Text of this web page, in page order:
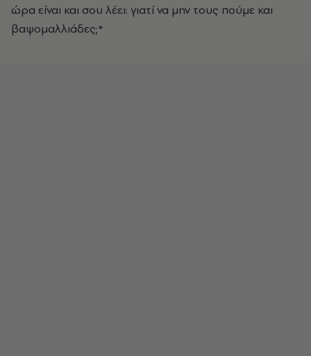
ώρα είναι και σου λέει: γιατί να μην τους πούμε και
βαψομαλλιάδες;*